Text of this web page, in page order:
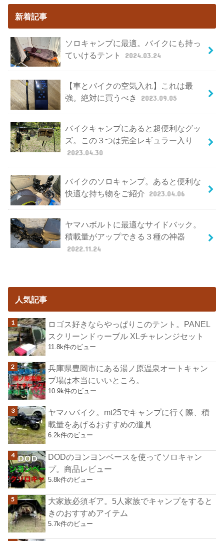
新着記事
ソロキャンプに最適。バイクにも持っ
ていけるテント
2024.03.24
【車とバイクの空気入れ】これは最
強。絶対に買うべき
2023.09.05
バイクキャンプにあると超便利なグッ
ズ。この３つは完全レギュラー入り
2023.04.30
バイクのソロキャンプ。あると便利な
快適な持ち物をご紹介 2023.04.06
ヤマハボルトに最適なサイドバック。
積載量がアップできる３種の神器
2022.11.24
人気記事
ロゴス好きならやっぱりこのテント。PANEL
スクリーンドゥーブル XLチャレンジセット
11.8k件のビュー
兵庫県豊岡市にある湯ノ原温泉オートキャン
プ場は本当にいいところ。
10.9k件のビュー
ヤマハバイク。mt25でキャンプに行く際、積
載量をあげるおすすめの道具
6.2k件のビュー
DODのヨンヨンベースを使ってソロキャン
プ。商品レビュー
5.8k件のビュー
大家族必須ギア。5人家族でキャンプをすると
きのおすすめアイテム
5.7k件のビュー